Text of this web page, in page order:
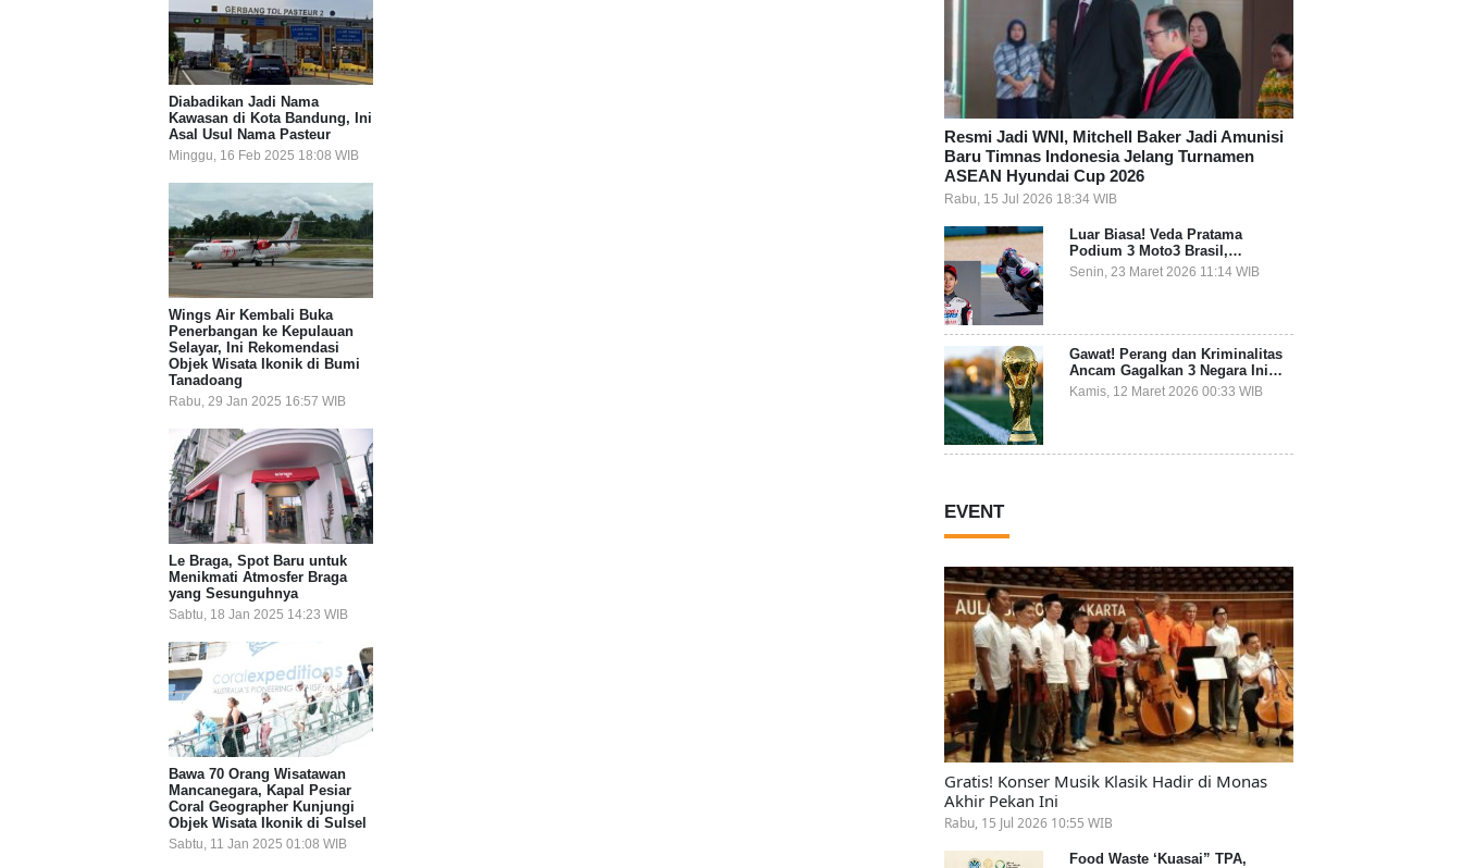
Diabadikan Jadi Nama
Kawasan di Kota Bandung, Ini
Asal Usul Nama Pasteur
Minggu, 16 Feb 2025 18:08 WIB
Wings Air Kembali Buka
Penerbangan ke Kepulauan
Selayar, Ini Rekomendasi
Objek Wisata Ikonik di Bumi
Tanadoang
Rabu, 29 Jan 2025 16:57 WIB
Le Braga, Spot Baru untuk
Menikmati Atmosfer Braga
yang Sesunguhnya
Sabtu, 18 Jan 2025 14:23 WIB
Bawa 70 Orang Wisatawan
Mancanegara, Kapal Pesiar
Coral Geographer Kunjungi
Objek Wisata Ikonik di Sulsel
Sabtu, 11 Jan 2025 01:08 WIB
Resmi Jadi WNI, Mitchell Baker Jadi Amunisi
Baru Timnas Indonesia Jelang Turnamen
ASEAN Hyundai Cup 2026
Rabu, 15 Jul 2026 18:34 WIB
Luar Biasa! Veda Pratama
Podium 3 Moto3 Brasil,
Pembalap Indonesia Pertama
Juara Grand Prix
Senin, 23 Maret 2026 11:14 WIB
Gawat! Perang dan Kriminalitas
Ancam Gagalkan 3 Negara Ini
Ikut Piala Dunia 2026
Kamis, 12 Maret 2026 00:33 WIB
EVENT
Gratis! Konser Musik Klasik Hadir di Monas
Akhir Pekan Ini
Rabu, 15 Jul 2026 10:55 WIB
Food Waste ‘Kuasai” TPA,